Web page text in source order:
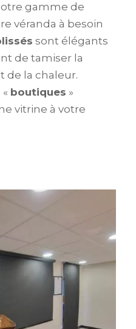
gamme de
véranda à besoin
sont élégants
de tamiser la
de la chaleur.
« boutiques »
vitrine à votre